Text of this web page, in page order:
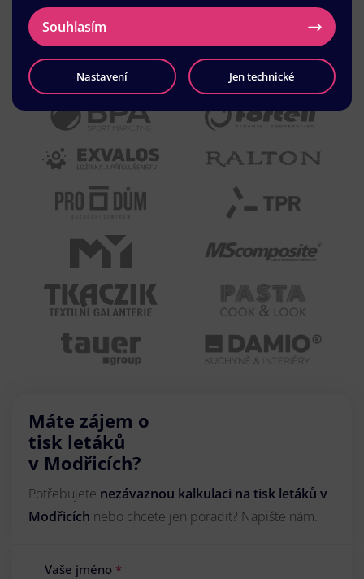
Máte zájem o
tisk letáků
v Modřicích?
Potřebujete nezávaznou kalkulaci na tisk letáků v
Modřicích nebo chcete jen poradit? Napište nám.
Vaše jméno *
Souhlasím
Nastavení Jen technické